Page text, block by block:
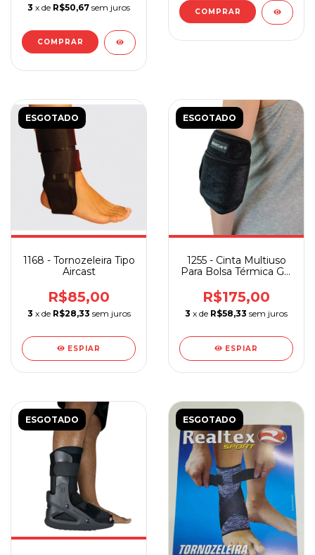
3 x de R$50,67 sem juros
COMPRAR
COMPRAR
ESGOTADO
1168 - Tornozeleira Tipo
Aircast
R$85,00
3 x de R$28,33 sem juros
ESPIAR
ESGOTADO
1255 - Cinta Multiuso
Para Bolsa Térmica Gel
Articulações
R$175,00
3 x de R$58,33 sem juros
ESPIAR
ESGOTADO ESGOTADO